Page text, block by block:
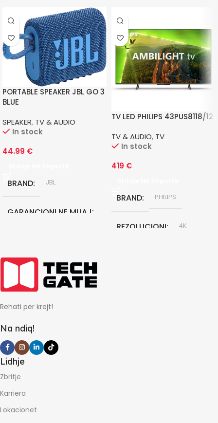
PORTABLE SPEAKER JBL GO 3
BLUE
SPEAKER, TV & AUDIO
In stock
44.99 €
BRAND JBL
GARANCIONI NE MUAJ
TV LED PHILIPS 43PUS8118/12
TV & AUDIO, TV
In stock
419 €
BRAND PHILIPS
REZOLUCIONI 4K
Rehati për krejt!
Na ndiq!
Lidhje
Zbritje
Karriera
Lokacionet